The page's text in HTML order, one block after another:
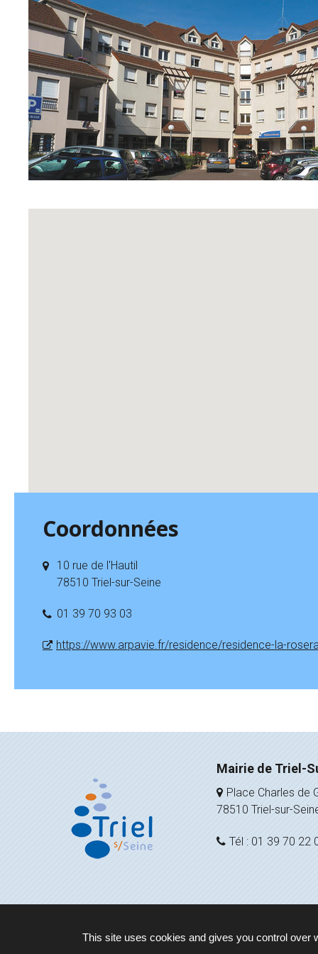
Coordonnées
10 rue de l'Hautil
78510 Triel-sur-Seine
01 39 70 93 03
https://www.arpavie.fr/residence/residence-la-
Mairie de Triel-
Place Charles de
78510 Triel-sur-
Tél : 01 39 70 22
Plan du site
This site uses cookies and gives you control over